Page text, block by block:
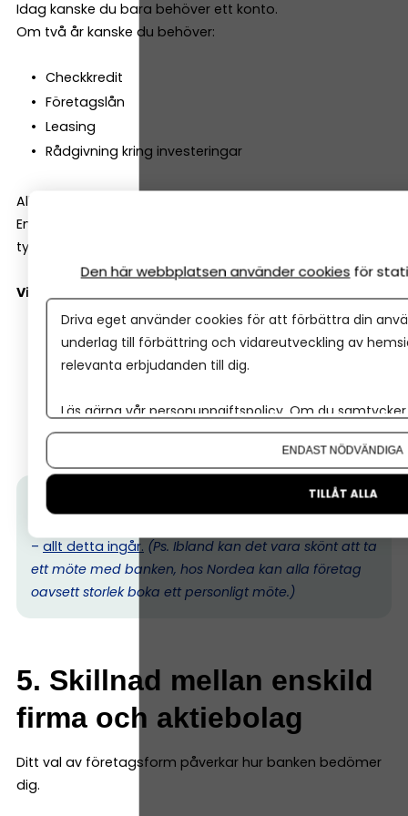
Idag kanske du bara behöver ett konto.
Om två år kanske du behöver:
Checkkredit
Företagslån
Leasing
Rådgivning kring investeringar
Alla banker är inte lika företagsinriktade.
En del är starka på bolån och privatkunder. Andra har
tydligare fokus på småföretag.
Viktiga frågor att ställa:
Har banken en dedikerad företagsrådgivare?
Är småföretag en prioriterad kundgrupp?
Kan du få en personlig kontakt som lär känna just
dig och ditt företag?
Tips från Nordea:
500 000 företagare har redan
– allt detta ingår. (Ps. Ibland kan det vara skönt att ta
ett möte med banken, hos Nordea kan alla företag
oavsett storlek boka ett personligt möte.)
5. Skillnad mellan enskild
firma och aktiebolag
Ditt val av företagsform påverkar hur banken bedömer
dig.
Den här webbplatsen använder cookies för
Driva eget använder cookies för att förbättra din
underlag till förbättring och vidareutveckling av
relevanta erbjudanden till dig.
Läs gärna vår personuppgiftspolicy. Om du
Om du vill ändra ditt val i efterhand hittar du den
ENDAST NÖDVÄNDIGA
TILLÅT ALLA